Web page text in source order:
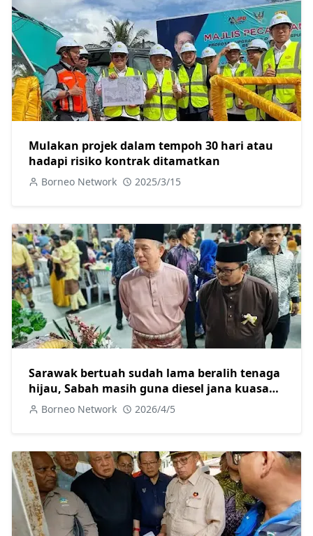
Mulakan projek dalam tempoh 30 hari atau
hadapi risiko kontrak ditamatkan
Borneo Network 2025/3/15
Sarawak bertuah sudah lama beralih tenaga
hijau, Sabah masih guna diesel jana kuasa
elektrik
Borneo Network 2026/4/5